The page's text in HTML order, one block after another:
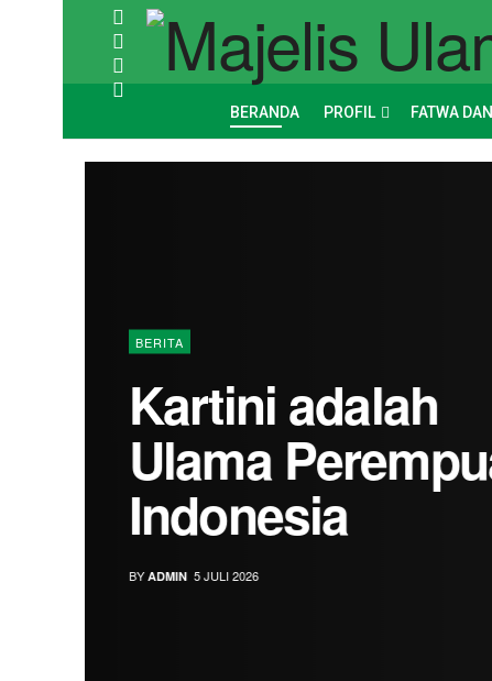
BERANDA PROFIL FATWA
BERITA
Kartini adalah
Ulama
Indonesia
BYADMIN 5 JULI 2026